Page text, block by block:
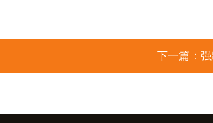
下一篇：